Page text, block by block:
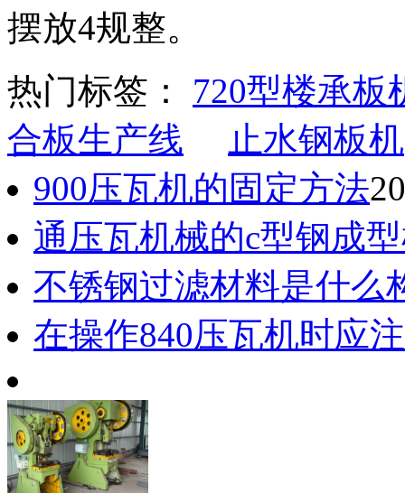
摆放4规整。
热门标签： 720型楼承板
合板生产线
止水钢板机
900压瓦机的固定方法
通压瓦机械的c型钢成
不锈钢过滤材料是什么
在操作840压瓦机时应